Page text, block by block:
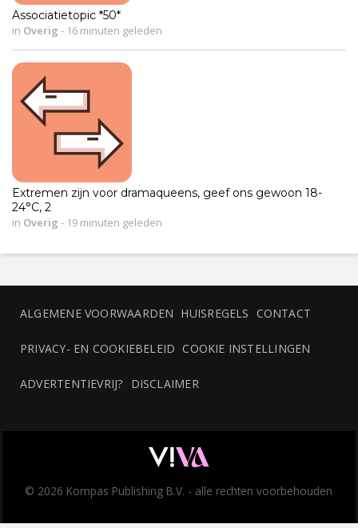
Associatietopic *50*
in Overig - 16 minuten geleden
Extremen zijn voor dramaqueens, geef ons gewoon 18-
24°C, 2
in Overig - 19 minuten geleden
ALGEMENE VOORWAARDEN HUISREGELS CONTACT
PRIVACY- EN COOKIEBELEID COOKIE INSTELLINGEN
ADVERTENTIEVRIJ? DISCLAIMER
© 2026 Kompas Publishing B.V. - alle rechten voorbehouden